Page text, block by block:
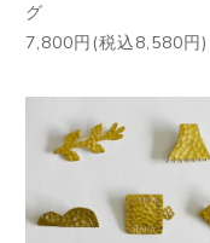
グ
7,800円(税込8,580円)